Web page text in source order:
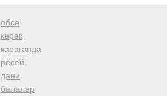
обсе
керек
караганда
ресей
дани
балалар